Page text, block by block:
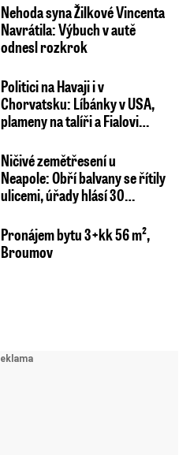
Nehoda syna Žilkové Vincenta
Navrátila: Výbuch v autě
odnesl rozkrok
Politici na Havaji i v
Chorvatsku: Líbánky v USA,
plameny na talíři a Fialovi…
Ničivé zemětřesení u
Neapole: Obří balvany se řítily
ulicemi, úřady hlásí 30…
Pronájem bytu 3+kk 56 m²,
Broumov